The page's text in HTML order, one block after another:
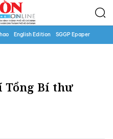
English Edition SGGP Epaper
Tổng Bí thư